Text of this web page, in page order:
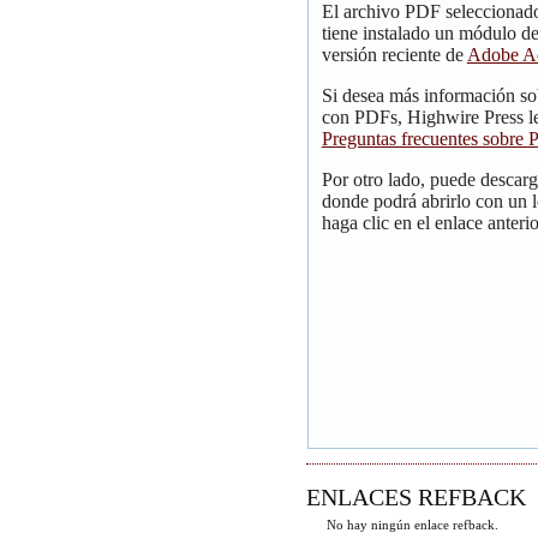
El archivo PDF
tiene instalado un módulo
versión reciente de Adobe
Si desea más información
con PDFs, Highwire Press
Preguntas frecuentes sobre
Por otro lado, puede
donde podrá abrirlo con un
haga clic en el enlace
ENLACES REFBACK
No hay ningún enlace refback.